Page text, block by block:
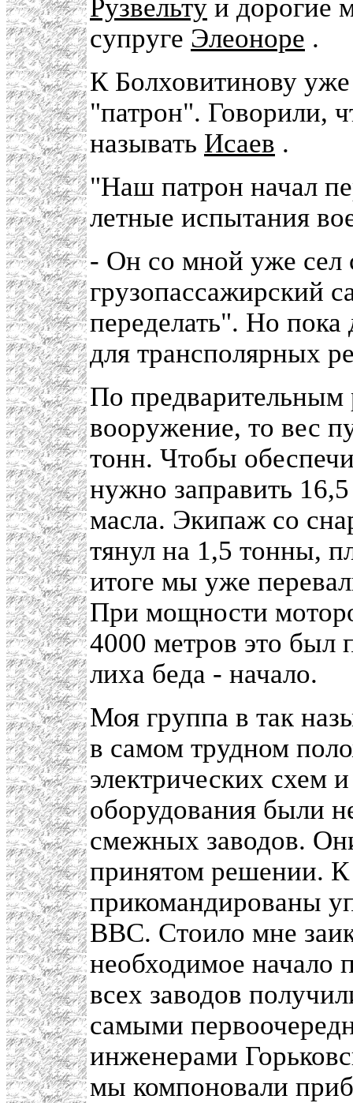
Рузвельту и дорогие
супруге Элеоноре .
К Болховитинову
"патрон". Говорили,
называть Исаев .
"Наш патрон начал
летные испытания
- Он со мной уже сел
грузопассажирский
переделать". Но пока
для трансполярных
По предварительным
вооружение, то вес
тонн. Чтобы
нужно заправить
масла. Экипаж со
тянул на 1,5 тонны,
итоге мы уже
При мощности
4000 метров это был
лиха беда - начало.
Моя группа в так
в самом трудном
электрических схем
оборудования были
смежных заводов.
принятом решении.
прикомандированы
ВВС. Стоило мне
необходимое начало
всех заводов
самыми
инженерами
мы компоновали